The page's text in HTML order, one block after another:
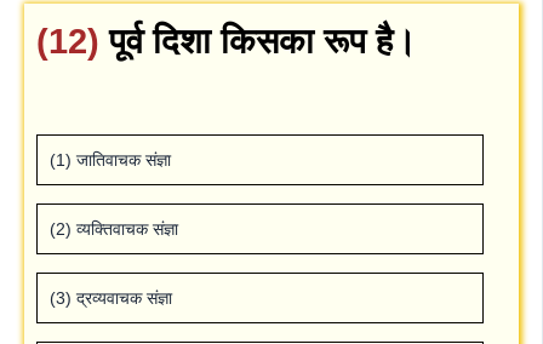
(12)पूर्व दिशा किसका रूप है।
(1) जातिवाचक संज्ञा
(2) व्‍यक्तिवाचक संज्ञा
(3) द्रव्‍यवाचक संज्ञा